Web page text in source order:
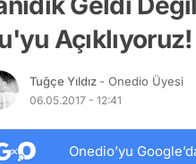
Açıklıyoruz!
Tuğçe Yıldız - Onedio Üyesi
06.05.2017 - 12:41
Onedio’yu